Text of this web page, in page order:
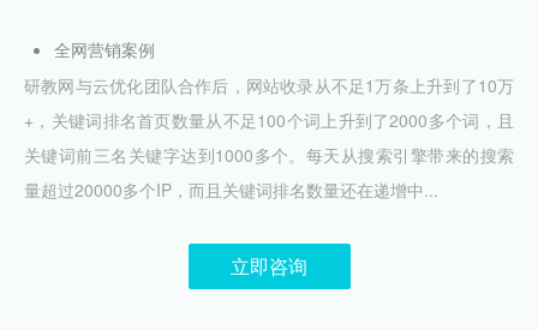
全网营销案例
研教网与云优化团队合作后，网站收录从不足1万条上升到了10万
+，关键词排名首页数量从不足100个词上升到了2000多个词，且
关键词前三名关键字达到1000多个。每天从搜索引擎带来的搜索
量超过20000多个IP，而且关键词排名数量还在递增中...
立即咨询